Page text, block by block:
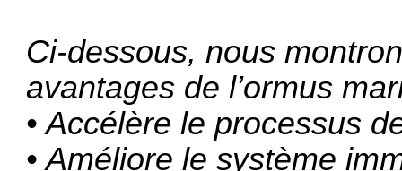
Ci-dessous, nous
avantages de l’ormus
• Accélère le processus
• Améliore le système